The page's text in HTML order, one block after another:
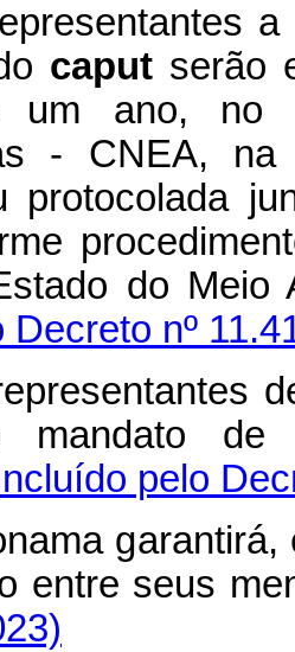
a
caput serão
um ano, no
- CNEA,
protocolada
do
nº
mandato de
pelo
entre seus